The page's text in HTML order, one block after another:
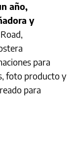
año,
y
para
foto producto y
para